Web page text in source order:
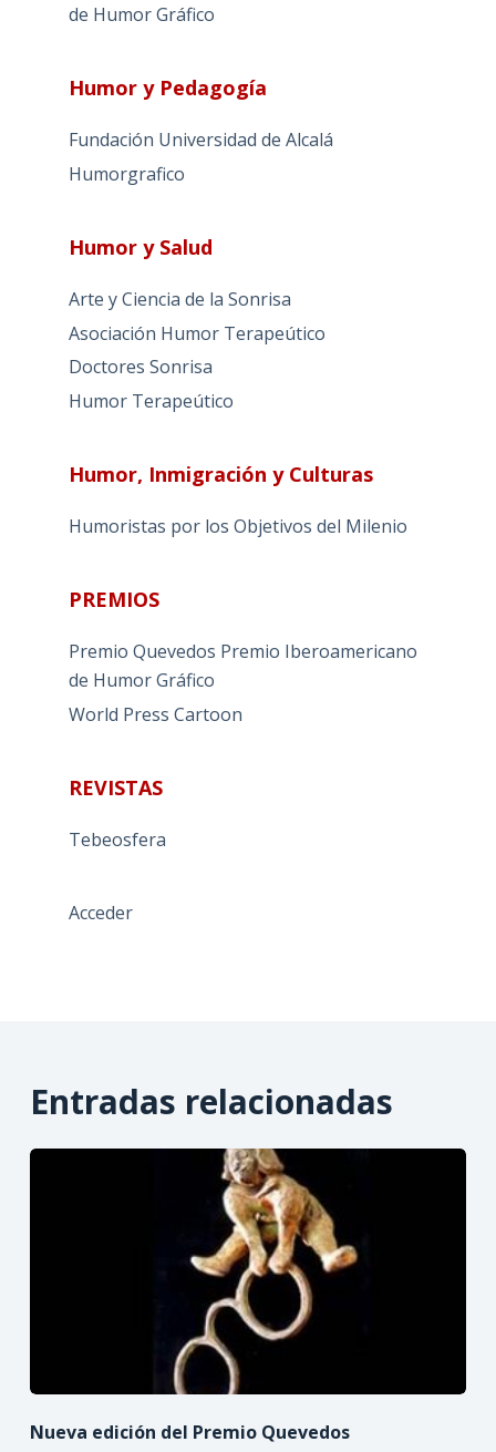
de Humor Gráfico
Humor y Pedagogía
Fundación Universidad de Alcalá
Humorgrafico
Humor y Salud
Arte y Ciencia de la Sonrisa
Asociación Humor Terapeútico
Doctores Sonrisa
Humor Terapeútico
Humor, Inmigración y Culturas
Humoristas por los Objetivos del Milenio
PREMIOS
Premio Quevedos Premio Iberoamericano
de Humor Gráfico
World Press Cartoon
REVISTAS
Tebeosfera
Acceder
Entradas relacionadas
Nueva edición del Premio Quevedos